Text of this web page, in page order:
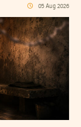
05 Aug 2026